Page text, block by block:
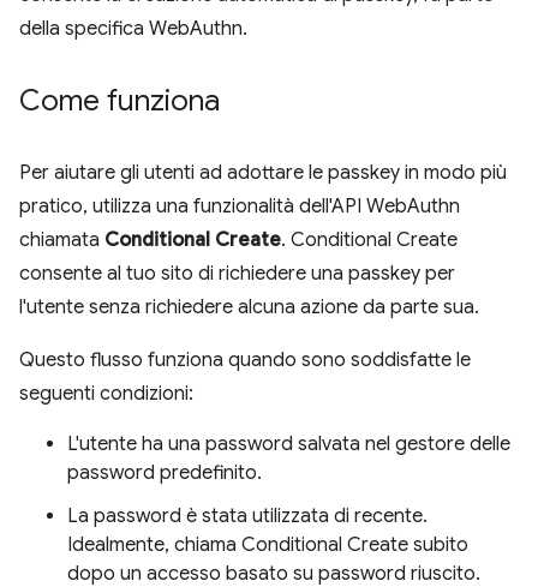
della specifica WebAuthn.
Come funziona
Per aiutare gli utenti ad adottare le passkey in modo più
pratico, utilizza una funzionalità dell'API WebAuthn
chiamata Conditional Create. Conditional Create
consente al tuo sito di richiedere una passkey per
l'utente senza richiedere alcuna azione da parte sua.
Questo flusso funziona quando sono soddisfatte le
seguenti condizioni:
L'utente ha una password salvata nel gestore delle
password predefinito.
La password è stata utilizzata di recente.
Idealmente, chiama Conditional Create subito
dopo un accesso basato su password riuscito.